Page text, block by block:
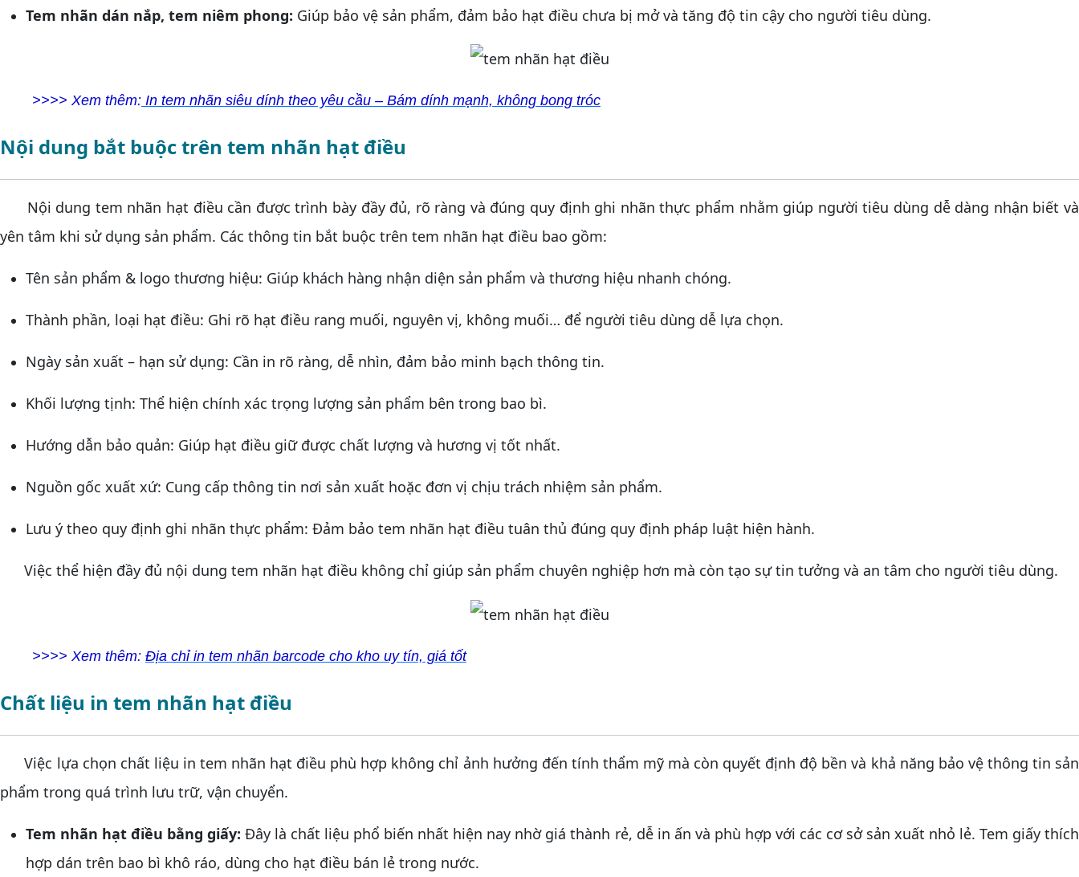
Tem nhãn dán nắp, tem niêm phong: Giúp bảo vệ sản phẩm, đảm bảo hạt điều chưa bị mở và tăng độ tin cậy cho người tiêu dùng.
>>>> Xem thêm: In tem nhãn siêu dính theo yêu cầu – Bám dính mạnh, không bong tróc
Nội dung bắt buộc trên tem nhãn hạt điều
Nội dung tem nhãn hạt điều cần được trình bày đầy đủ, rõ ràng và đúng quy định ghi nhãn thực phẩm nhằm giúp người tiêu dùng dễ dàng nhận biết và
yên tâm khi sử dụng sản phẩm. Các thông tin bắt buộc trên tem nhãn hạt điều bao gồm:
Tên sản phẩm & logo thương hiệu: Giúp khách hàng nhận diện sản phẩm và thương hiệu nhanh chóng.
Thành phần, loại hạt điều: Ghi rõ hạt điều rang muối, nguyên vị, không muối… để người tiêu dùng dễ lựa chọn.
Ngày sản xuất – hạn sử dụng: Cần in rõ ràng, dễ nhìn, đảm bảo minh bạch thông tin.
Khối lượng tịnh: Thể hiện chính xác trọng lượng sản phẩm bên trong bao bì.
Hướng dẫn bảo quản: Giúp hạt điều giữ được chất lượng và hương vị tốt nhất.
Nguồn gốc xuất xứ: Cung cấp thông tin nơi sản xuất hoặc đơn vị chịu trách nhiệm sản phẩm.
Lưu ý theo quy định ghi nhãn thực phẩm: Đảm bảo tem nhãn hạt điều tuân thủ đúng quy định pháp luật hiện hành.
Việc thể hiện đầy đủ nội dung tem nhãn hạt điều không chỉ giúp sản phẩm chuyên nghiệp hơn mà còn tạo sự tin tưởng và an tâm cho người tiêu dùng.
>>>> Xem thêm: Địa chỉ in tem nhãn barcode cho kho uy tín, giá tốt
Chất liệu in tem nhãn hạt điều
Việc lựa chọn chất liệu in tem nhãn hạt điều phù hợp không chỉ ảnh hưởng đến tính thẩm mỹ mà còn quyết định độ bền và khả năng bảo vệ thông tin sản
phẩm trong quá trình lưu trữ, vận chuyển.
Tem nhãn hạt điều bằng giấy:Đây là chất liệu phổ biến nhất hiện nay nhờ giá thành rẻ, dễ in ấn và phù hợp với các cơ sở sản xuất nhỏ lẻ. Tem giấy thích
hợp dán trên bao bì khô ráo, dùng cho hạt điều bán lẻ trong nước.